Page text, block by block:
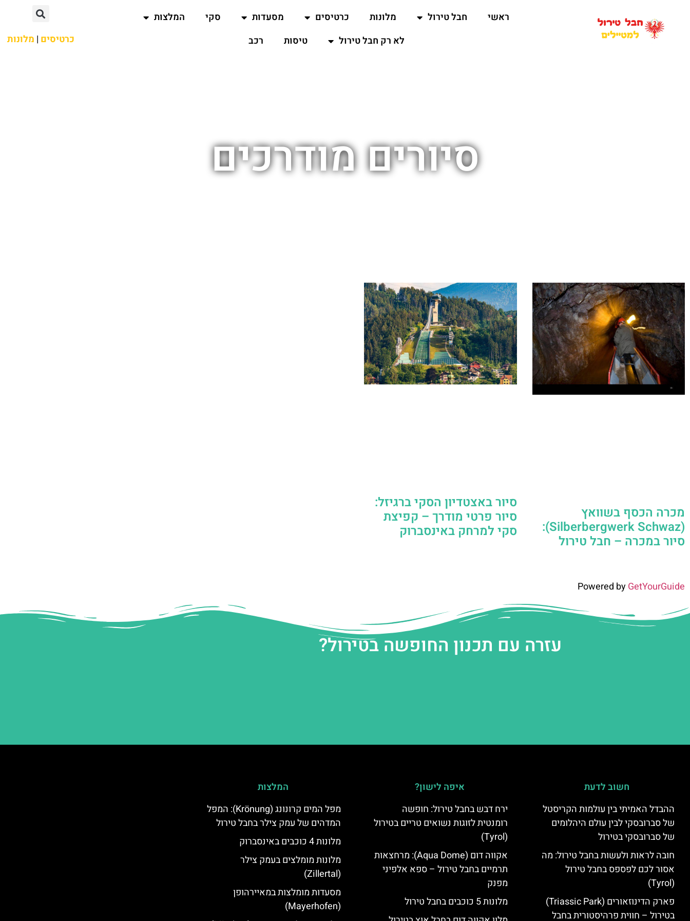
ראשי חבל טירול מלונות כרטיסים מסעדות סקי
המלצות
לא רק חבל טירול
טיסות רכב כרטיסים | מלונות
סיורים מודרכים
מכרה הכסף בשוואץ
(Silberbergwerk Schwaz):
סיור במכרה – חבל טירול
סיור באצטדיון הסקי ברגיזל:
סיור פרטי מודרך – קפיצת
סקי למרחק באינסברוק
Powered byGetYourGuide
עזרה עם תכנון החופשה בטירול?
חשוב לדעת
ההבדל האמיתי בין עולמות הקריסטל
של סברובסקי לבין עולם היהלומים
של סברובסקי בטירול
חובה לראות ולעשות בחבל טירול: מה
אסור לכם לפספס בחבל טירול
(Tyrol)
פארק הדינוזאורים (Triassic Park)
בטירול – חווית פרהיסטורית בחבל
איפה לישון?
ירח דבש בחבל טירול: חופשה
רומנטית לזוגות נשואים טריים בטירול
(Tyrol)
אקווה דום (Aqua Dome): מרחצאות
תרמיים בחבל טירול – ספא אלפיני
מפנק
מלונות 5 כוכבים בחבל טירול
המלצות
מפל המים קרונונג (Krönung): המפל
המדהים של עמק צילר בחבל טירול
מלונות 4 כוכבים באינסברוק
מלונות מומלצים בעמק צילר
(Zillertal)
מסעדות מומלצות במאיירהופן
(Mayerhofen)